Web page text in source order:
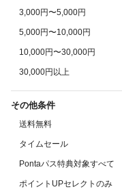
3,000円〜5,000円
5,000円〜10,000円
10,000円〜30,000円
30,000円以上
その他条件
送料無料
タイムセール
Pontaパス特典対象すべて
ポイントUPセレクトのみ